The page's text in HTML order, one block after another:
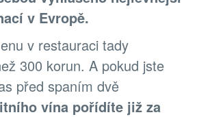
v Evropě.
v restauraci tady
300 korun. A pokud jste
před spaním dvě
vína pořídíte již za